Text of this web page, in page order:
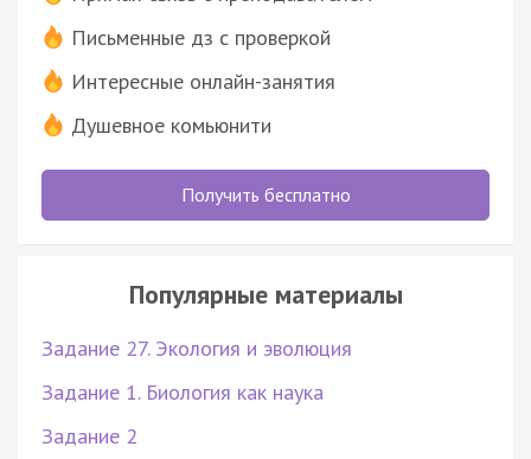
Письменные дз с проверкой
Интересные онлайн-занятия
Душевное комьюнити
Получить бесплатно
Популярные материалы
Задание 27. Экология и эволюция
Задание 1. Биология как наука
Задание 2